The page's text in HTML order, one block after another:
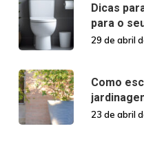
Dicas
para o
29 de abril
Como
23 de abril